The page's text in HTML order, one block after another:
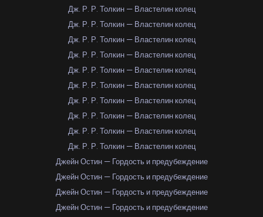
Дж. Р. Р. Толкин — Властелин колец
Дж. Р. Р. Толкин — Властелин колец
Дж. Р. Р. Толкин — Властелин колец
Дж. Р. Р. Толкин — Властелин колец
Дж. Р. Р. Толкин — Властелин колец
Дж. Р. Р. Толкин — Властелин колец
Дж. Р. Р. Толкин — Властелин колец
Дж. Р. Р. Толкин — Властелин колец
Дж. Р. Р. Толкин — Властелин колец
Дж. Р. Р. Толкин — Властелин колец
Джейн Остин — Гордость и предубеждение
Джейн Остин — Гордость и предубеждение
Джейн Остин — Гордость и предубеждение
Джейн Остин — Гордость и предубеждение